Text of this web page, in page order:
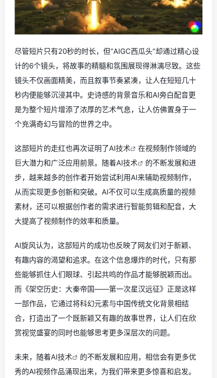
尽管短片只有20秒的时长，但“AIGC西瓜头”却通过精心设
计的6个镜头，将故事的精髓和氛围展现得淋漓尽致。这些
镜头不仅画面精美，而且叙事节奏紧凑，让人在短短几十
秒内便能够沉浸其中。史诗感的背景音乐和AI旁白配音更
是为整个短片增添了浓厚的艺术气息，让人仿佛置身于一
个充满奇幻与冒险的世界之中。
这部短片的走红也再次证明了AI技术
在视频制作领域的
巨大潜力和广泛应用前景。随着AI技术
的不断发展和进
步，越来越多的创作者开始尝试利用AI来辅助视频制作，
从而实现更多创新和突破。AI不仅可以生成高质量的视频
素材，还可以根据创作者的需求进行智能剪辑和配音，大
大提高了视频制作的效率和质量。
AI旋风认为，这部短片的成功也反映了网友们对于新颖、
有趣内容的渴望和追求。在这个信息爆炸的时代，只有那
些能够抓住人们眼球、引起共鸣的作品才能够脱颖而出。
而《架空历史：大秦帝国——第一次星汉远征》正是这样
一部作品，它通过将科幻元素与中国传统文化背景相结
合，打造出了一个既新颖又有趣的故事世界，让人们在欣
赏视觉盛宴的同时也能够思考更多深层次的问题。
未来，随着AI技术
的不断发展和应用，相信会有更多优
秀的AI视频作品涌现出来，为我们带来更多惊喜和启发。